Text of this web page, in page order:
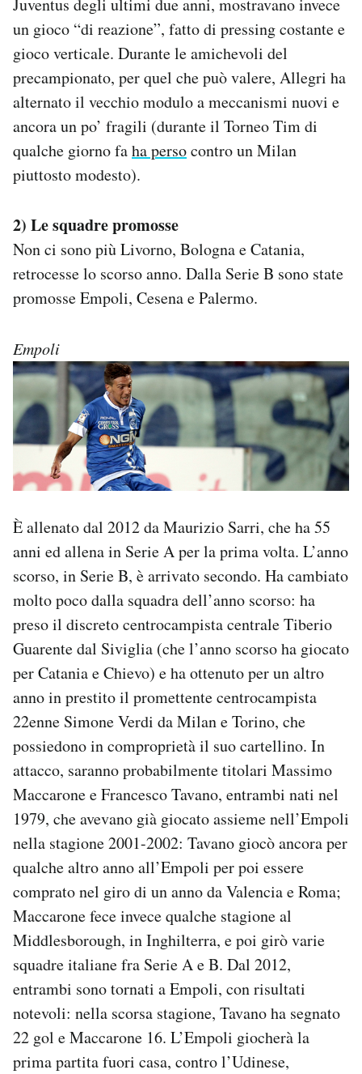
Juventus degli ultimi due anni, mostravano invece
un gioco “di reazione”, fatto di pressing costante e
gioco verticale. Durante le amichevoli del
precampionato, per quel che può valere, Allegri ha
alternato il vecchio modulo a meccanismi nuovi e
ancora un po’ fragili (durante il Torneo Tim di
qualche giorno faha persocontro un Milan
piuttosto modesto).
2) Le squadre promosse
Non ci sono più Livorno, Bologna e Catania,
retrocesse lo scorso anno. Dalla Serie B sono state
promosse Empoli, Cesena e Palermo.
Empoli
È allenato dal 2012 da Maurizio Sarri, che ha 55
anni ed allena in Serie A per la prima volta. L’anno
scorso, in Serie B, è arrivato secondo. Ha cambiato
molto poco dalla squadra dell’anno scorso: ha
preso il discreto centrocampista centrale Tiberio
Guarente dal Siviglia (che l’anno scorso ha giocato
per Catania e Chievo) e ha ottenuto per un altro
anno in prestito il promettente centrocampista
22enne Simone Verdi da Milan e Torino, che
possiedono in comproprietà il suo cartellino. In
attacco, saranno probabilmente titolari Massimo
Maccarone e Francesco Tavano, entrambi nati nel
1979, che avevano già giocato assieme nell’Empoli
nella stagione 2001-2002: Tavano giocò ancora per
qualche altro anno all’Empoli per poi essere
comprato nel giro di un anno da Valencia e Roma;
Maccarone fece invece qualche stagione al
Middlesborough, in Inghilterra, e poi girò varie
squadre italiane fra Serie A e B. Dal 2012,
entrambi sono tornati a Empoli, con risultati
notevoli: nella scorsa stagione, Tavano ha segnato
22 gol e Maccarone 16. L’Empoli giocherà la
prima partita fuori casa, contro l’Udinese,